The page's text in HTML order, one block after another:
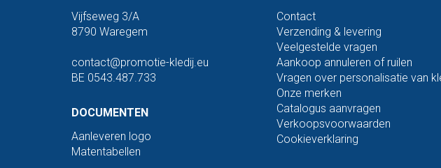
Vijfseweg 3/A
8790 Waregem
contact@promotie-kledij.eu
BE 0543.487.733
DOCUMENTEN
Aanleveren logo
Matentabellen
Contact
Verzending & levering
Veelgestelde vragen
Aankoop annuleren of ruilen
Vragen over personalisatie van
Onze merken
Catalogus aanvragen
Verkoopsvoorwaarden
Cookieverklaring